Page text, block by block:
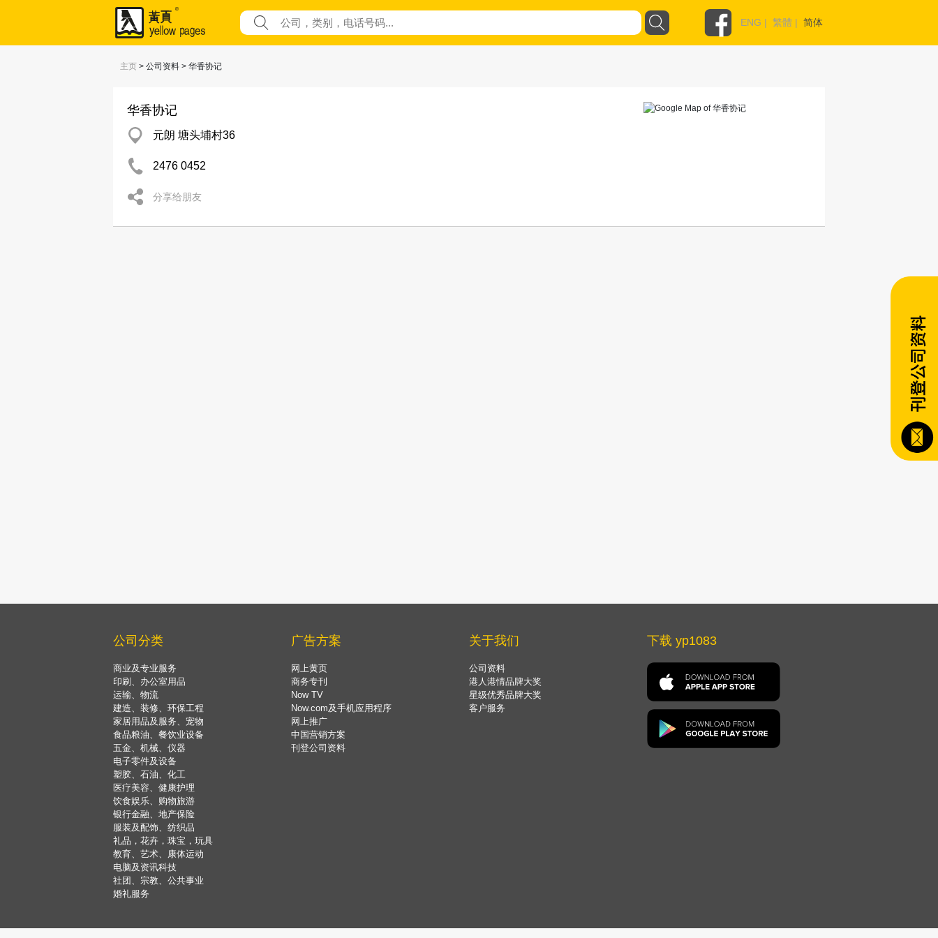
ENG | 繁體 | 简体
主页 > 公司资料 > 华香协记
华香协记
元朗 塘头埔村36
2476 0452
分享给朋友
公司分类
商业及专业服务
印刷、办公室用品
运输、物流
建造、装修、环保工程
家居用品及服务、宠物
食品粮油、餐饮业设备
五金、机械、仪器
电子零件及设备
塑胶、石油、化工
医疗美容、健康护理
饮食娱乐、购物旅游
银行金融、地产保险
服装及配饰、纺织品
礼品，花卉，珠宝，玩具
教育、艺术、康体运动
电脑及资讯科技
社团、宗教、公共事业
婚礼服务
广告方案
网上黄页
商务专刊
Now TV
Now.com及手机应用程序
网上推广
中国营销方案
刊登公司资料
关于我们
公司资料
港人港情品牌大奖
星级优秀品牌大奖
客户服务
下载 yp1083